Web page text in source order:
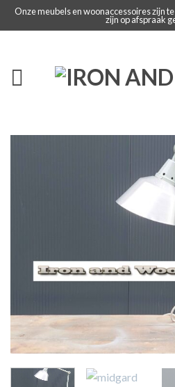
Onze meubels en woonaccessoires zijn
zijn op afspraak